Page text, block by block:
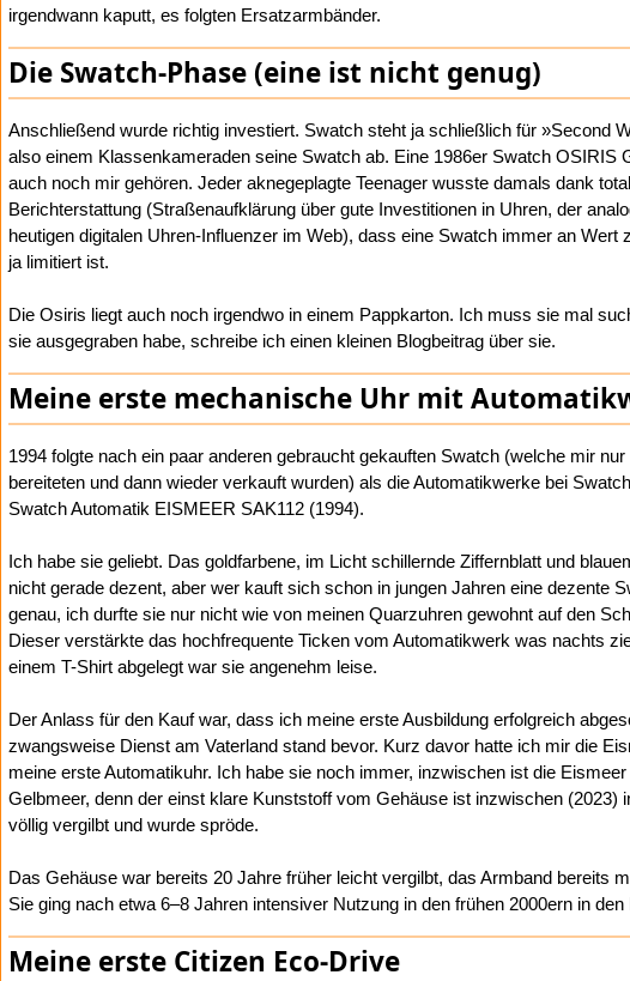
irgendwann kaputt, es folgten Ersatzarmbänder.
Die Swatch-Phase (eine ist nicht genug)
Anschließend wurde richtig investiert. Swatch steht ja schließlich für »Second
also einem Klassenkameraden seine Swatch ab. Eine 1986er Swatch OSIRIS
auch noch mir gehören. Jeder aknegeplagte Teenager wusste damals dank
Berichterstattung (Straßenaufklärung über gute Investitionen in Uhren, der
heutigen digitalen Uhren-Influenzer im Web), dass eine Swatch immer an Wert
ja limitiert ist.
Die Osiris liegt auch noch irgendwo in einem Pappkarton. Ich muss sie mal
sie ausgegraben habe, schreibe ich einen kleinen Blogbeitrag über sie.
Meine erste mechanische Uhr mit
1994 folgte nach ein paar anderen gebraucht gekauften Swatch (welche mir
bereiteten und dann wieder verkauft wurden) als die Automatikwerke bei
Swatch Automatik EISMEER SAK112 (1994).
Ich habe sie geliebt. Das goldfarbene, im Licht schillernde Ziffernblatt und
nicht gerade dezent, aber wer kauft sich schon in jungen Jahren eine dezente
genau, ich durfte sie nur nicht wie von meinen Quarzuhren gewohnt auf den
Dieser verstärkte das hochfrequente Ticken vom Automatikwerk was nachts
einem T-Shirt abgelegt war sie angenehm leise.
Der Anlass für den Kauf war, dass ich meine erste Ausbildung erfolgreich
zwangsweise Dienst am Vaterland stand bevor. Kurz davor hatte ich mir die
meine erste Automatikuhr. Ich habe sie noch immer, inzwischen ist die
Gelbmeer, denn der einst klare Kunststoff vom Gehäuse ist inzwischen (2023)
völlig vergilbt und wurde spröde.
Das Gehäuse war bereits 20 Jahre früher leicht vergilbt, das Armband bereits
Sie ging nach etwa 6–8 Jahren intensiver Nutzung in den frühen 2000ern in den
Meine erste Citizen Eco-Drive